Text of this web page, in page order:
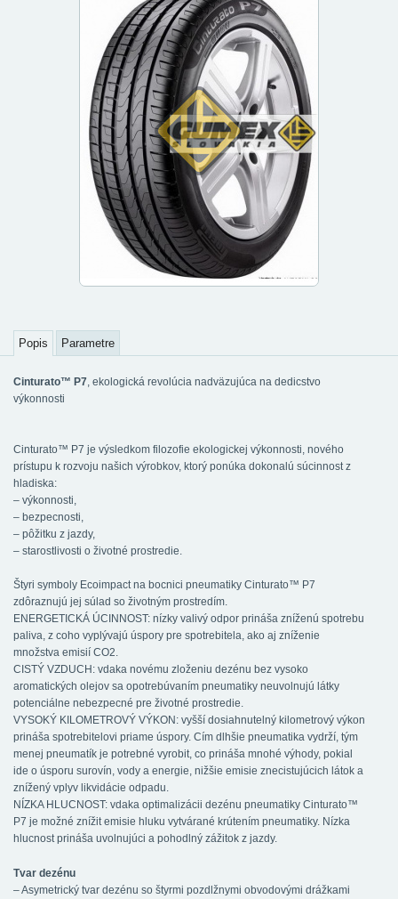
Popis Parametre
Cinturato™ P7, ekologická revolúcia nadväzujúca na dedicstvo
výkonnosti
Cinturato™ P7 je výsledkom filozofie ekologickej výkonnosti, nového
prístupu k rozvoju našich výrobkov, ktorý ponúka dokonalú súcinnost z
hladiska:
– výkonnosti,
– bezpecnosti,
– pôžitku z jazdy,
– starostlivosti o životné prostredie.
Štyri symboly Ecoimpact na bocnici pneumatiky Cinturato™ P7
zdôraznujú jej súlad so životným prostredím.
ENERGETICKÁ ÚCINNOST: nízky valivý odpor prináša zníženú spotrebu
paliva, z coho vyplývajú úspory pre spotrebitela, ako aj zníženie
množstva emisií CO2.
CISTÝ VZDUCH: vdaka novému zloženiu dezénu bez vysoko
aromatických olejov sa opotrebúvaním pneumatiky neuvolnujú látky
potenciálne nebezpecné pre životné prostredie.
VYSOKÝ KILOMETROVÝ VÝKON: vyšší dosiahnutelný kilometrový výkon
prináša spotrebitelovi priame úspory. Cím dlhšie pneumatika vydrží, tým
menej pneumatík je potrebné vyrobit, co prináša mnohé výhody, pokial
ide o úsporu surovín, vody a energie, nižšie emisie znecistujúcich látok a
znížený vplyv likvidácie odpadu.
NÍZKA HLUCNOST: vdaka optimalizácii dezénu pneumatiky Cinturato™
P7 je možné znížit emisie hluku vytvárané krútením pneumatiky. Nízka
hlucnost prináša uvolnujúci a pohodlný zážitok z jazdy.
Tvar dezénu
– Asymetrický tvar dezénu so štyrmi pozdlžnymi obvodovými drážkami